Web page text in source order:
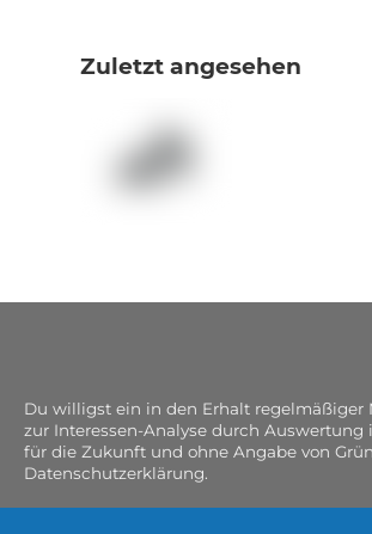
Zuletzt angesehen
Du willigst ein in den Erhalt regelmäßiger
zur Interessen-Analyse durch
für die Zukunft und ohne Angabe von
Datenschutzerklärung.